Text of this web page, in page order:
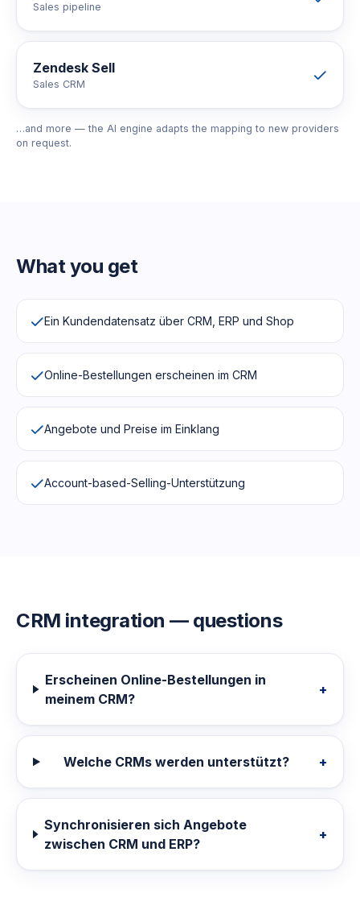
Sales pipeline
Zendesk Sell
Sales CRM
…and more — the AI engine adapts the mapping to new providers
on request.
What you get
Ein Kundendatensatz über CRM, ERP und Shop
Online-Bestellungen erscheinen im CRM
Angebote und Preise im Einklang
Account-based-Selling-Unterstützung
CRM integration — questions
Erscheinen Online-Bestellungen in
meinem CRM?
+
Welche CRMs werden unterstützt? +
Synchronisieren sich Angebote
zwischen CRM und ERP?
+